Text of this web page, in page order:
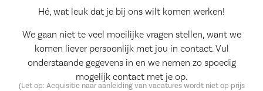
Hé, wat leuk dat je bij ons wilt komen werken!
We gaan niet te veel moeilijke vragen stellen, want we
komen liever persoonlijk met jou in contact. Vul
onderstaande gegevens in en we nemen zo spoedig
mogelijk contact met je op.
(Let op: Acquisitie naar aanleiding van vacatures wordt niet op prijs